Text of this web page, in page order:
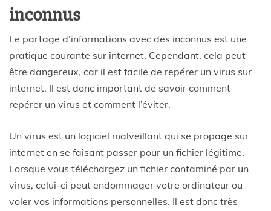
inconnus
Le partage d’informations avec des inconnus est une
pratique courante sur internet. Cependant, cela peut
être dangereux, car il est facile de repérer un virus sur
internet. Il est donc important de savoir comment
repérer un virus et comment l’éviter.
Un virus est un logiciel malveillant qui se propage sur
internet en se faisant passer pour un fichier légitime.
Lorsque vous téléchargez un fichier contaminé par un
virus, celui-ci peut endommager votre ordinateur ou
voler vos informations personnelles. Il est donc très